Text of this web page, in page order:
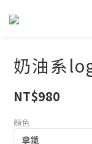
奶油系
NT$980
顏色